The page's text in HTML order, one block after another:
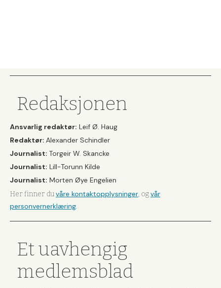
Redaksjonen
Ansvarlig redaktør: Leif Ø. Haug
Redaktør: Alexander Schindler
Journalist: Torgeir W. Skancke
Journalist: Lill-Torunn Kilde
Journalist: Morten Øye Engelien
Her finner duvåre kontaktopplysninger, ogvår
personvernerklæring.
Et uavhengig
medlemsblad